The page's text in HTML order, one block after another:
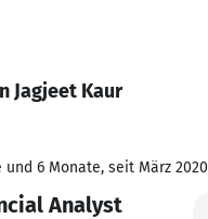
Jagjeet Kaur
und 6 Monate, seit März 2020
Analyst